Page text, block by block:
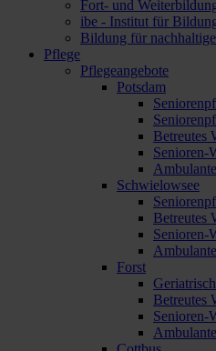
Fort- und
ibe - Institut für
Bildung für
Pflege
Pflegeangebote
Potsdam
Betreutes
Senioren-
Schwielowsee
Betreutes
Senioren-
Forst
Betreutes
Senioren-